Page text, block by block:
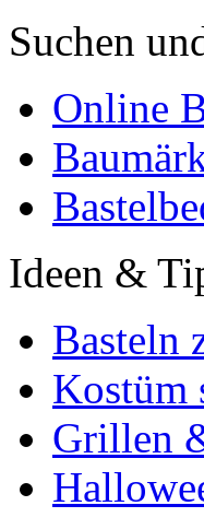
Suchen
Online
Ideen &
Basteln
Kostüm
Grillen